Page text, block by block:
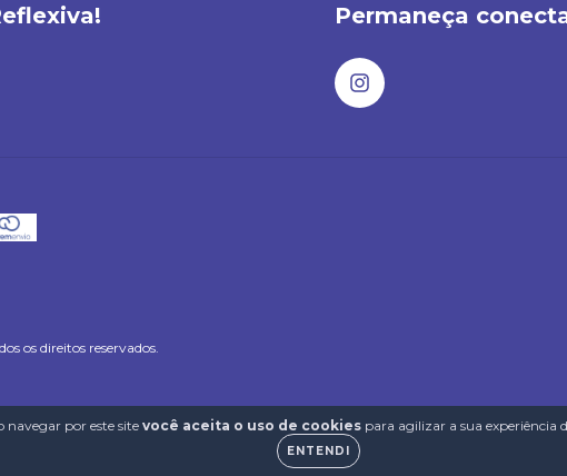
navegar por este site você aceita o uso de cookiespara agilizar a sua experiência
ENTENDI
Permaneça
os direitos reservados.